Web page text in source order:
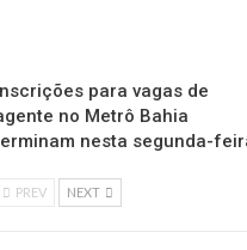
para vagas de
no Metrô Bahia
nesta segunda-
PREV NEXT